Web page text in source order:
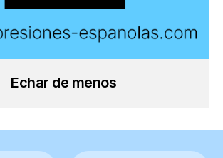
Echar de menos